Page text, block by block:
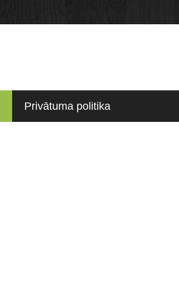
Privātuma politika